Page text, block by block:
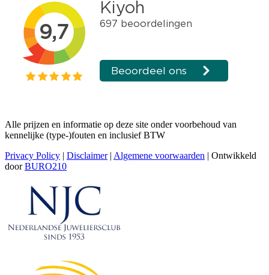
Alle prijzen en informatie op deze site onder voorbehoud van
kennelijke (type-)fouten en inclusief BTW
Privacy Policy | Disclaimer| Algemene voorwaarden | Ontwikkeld
doorBURO210